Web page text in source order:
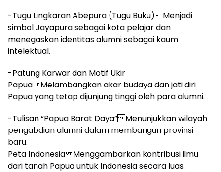
-Tugu Lingkaran Abepura (Tugu Buku) Menjadi
simbol Jayapura sebagai kota pelajar dan
menegaskan identitas alumni sebagai kaum
intelektual.
-Patung Karwar dan Motif Ukir
Papua Melambangkan akar budaya dan jati diri
Papua yang tetap dijunjung tinggi oleh para alumni.
-Tulisan “Papua Barat Daya” Menunjukkan wilayah
pengabdian alumni dalam membangun provinsi
baru.
Peta Indonesia Menggambarkan kontribusi ilmu
dari tanah Papua untuk Indonesia secara luas.